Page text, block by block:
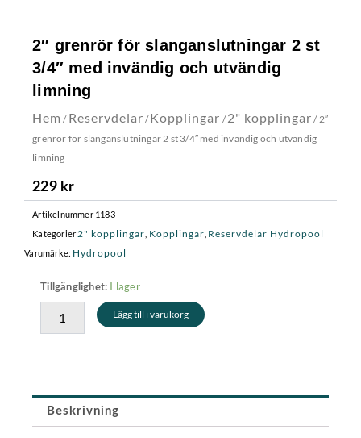
2″ grenrör för slanganslutningar 2 st
3/4″ med invändig och utvändig
limning
Hem / Reservdelar /Kopplingar /2" kopplingar / 2″
grenrör för slanganslutningar 2 st 3/4″ med invändig och utvändig
limning
229 kr
Artikelnummer 1183
Kategorier 2" kopplingar Kopplingar Reservdelar Hydropool
Varumärke: Hydropool
Tillgänglighet: I lager
2"
grenrör
slanganslutningar
med
invändig
och
Lägg till i varukorg
Beskrivning